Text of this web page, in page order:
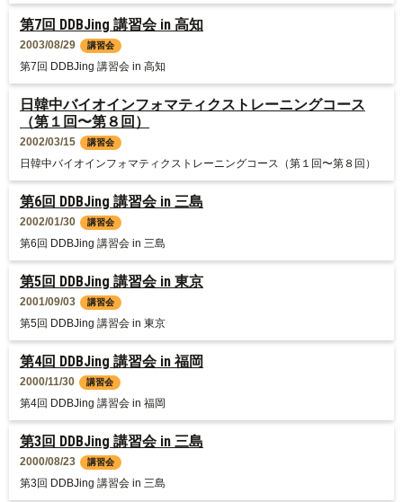
第3回 DDBJing 講習会 in 三島
2000/08/23 講習会
第3回 DDBJing 講習会 in 三島
第4回 DDBJing 講習会 in 福岡
2000/11/30 講習会
第4回 DDBJing 講習会 in 福岡
第5回 DDBJing 講習会 in 東京
2001/09/03 講習会
第5回 DDBJing 講習会 in 東京
第6回 DDBJing 講習会 in 三島
2002/01/30 講習会
第6回 DDBJing 講習会 in 三島
日韓中バイオインフォマティクストレーニングコース
（第１回〜第８回）
2002/03/15 講習会
日韓中バイオインフォマティクストレーニングコース（第１回〜第８回）
第7回 DDBJing 講習会 in 高知
2003/08/29 講習会
第7回 DDBJing 講習会 in 高知